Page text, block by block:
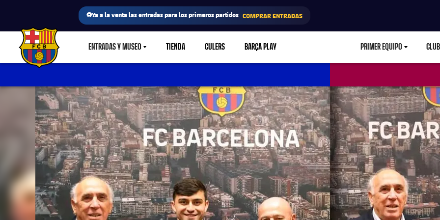
⚽Ya a la venta las entradas para los primeros partidos COMPRAR ENTRADAS
FC Barcelona club badge ENTRADAS Y MUSEOLABEL.SHARE.CARETDOWN
TIENDA CULERS BARÇA PLAY PRIMER EQUIPO CLUB